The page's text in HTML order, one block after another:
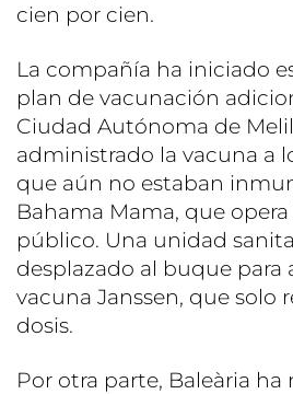
cien por cien.
La compañía ha iniciado
plan de vacunación
Ciudad Autónoma de
administrado la vacuna a
que aún no estaban
Bahama Mama, que
público. Una unidad
desplazado al buque para
vacuna Janssen, que solo
dosis.
Por otra parte, Baleària